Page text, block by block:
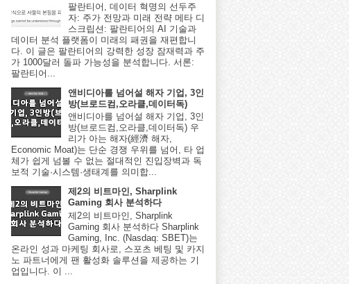
팔란티어, 데이터 혁명의 선두주
자: 주가 전망과 미래 전략 메타 디
스크립션: 팔란티어의 AI 기술과
데이터 분석 플랫폼이 미래의 패권을 재편합니
다. 이 글은 팔란티어의 강력한 성장 잠재력과 주
가 1000달러 돌파 가능성을 분석합니다. 서론:
팔란티어...
앤비디아를 넘어설 해자 기업, 3인
방(브로드컴,오라클,데이터독)
앤비디아를 넘어설 해자 기업, 3인
방(브로드컴,오라클,데이터독) 우
리가 아는 해자(經濟 해자,
Economic Moat)는 단순 경쟁 우위를 넘어, 타 업
체가 쉽게 넘볼 수 없는 절대적인 진입장벽과 독
보적 기술·시스템·생태계를 의미합...
제2의 비트마인, Sharplink
Gaming 회사 분석하다
제2의 비트마인, Sharplink
Gaming 회사 분석하다 Sharplink
Gaming, Inc. (Nasdaq: SBET)는
온라인 성과 마케팅 회사로, 스포츠 베팅 및 카지
노 파트너에게 팬 활성화 솔루션을 제공하는 기
업입니다. 이 ...